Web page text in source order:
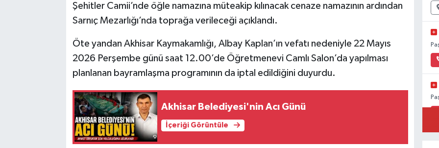
Şehitler Camii’nde öğle namazına müteakip kılınacak cenaze namazının ardından
Sarnıç Mezarlığı’nda toprağa verileceği açıklandı.
Öte yandan Akhisar Kaymakamlığı, Albay Kaplan’ın vefatı nedeniyle 22 Mayıs
2026 Perşembe günü saat 12.00’de Öğretmenevi Camlı Salon’da yapılması
planlanan bayramlaşma programının da iptal edildiğini duyurdu.
Akhisar Belediyesi'nin Acı Günü
İçeriği Görüntüle